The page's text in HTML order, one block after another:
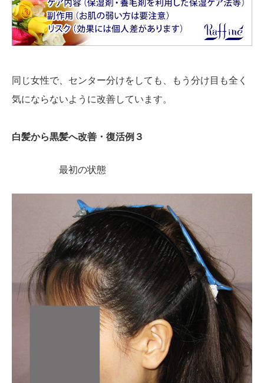
同じ女性で、センター分けをしても、もう分け目も全く
気にならないように改善しています。
白髪から黒髪へ改善・復活例３
最初の状態